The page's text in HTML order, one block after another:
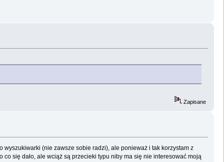
Zapisane
(nie zawsze sobie radzi), ale ponieważ i tak korzystam z
się dało, ale wciąż są przecieki typu niby ma się nie interesować moją